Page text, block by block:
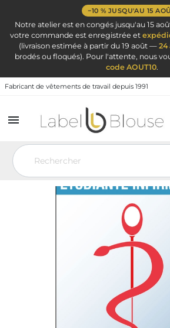
−10 % JUSQU'AU 15
Notre atelier est en congés jusqu'au 15
votre commande est enregistrée et
(livraison estimée à partir du 19 août — 24
brodés ou floqués). Pour l'attente, nous
code AOUT10.
Fabricant de vêtements de travail depuis 1991

Vêtement de travail
Ciseaux infirmière pince